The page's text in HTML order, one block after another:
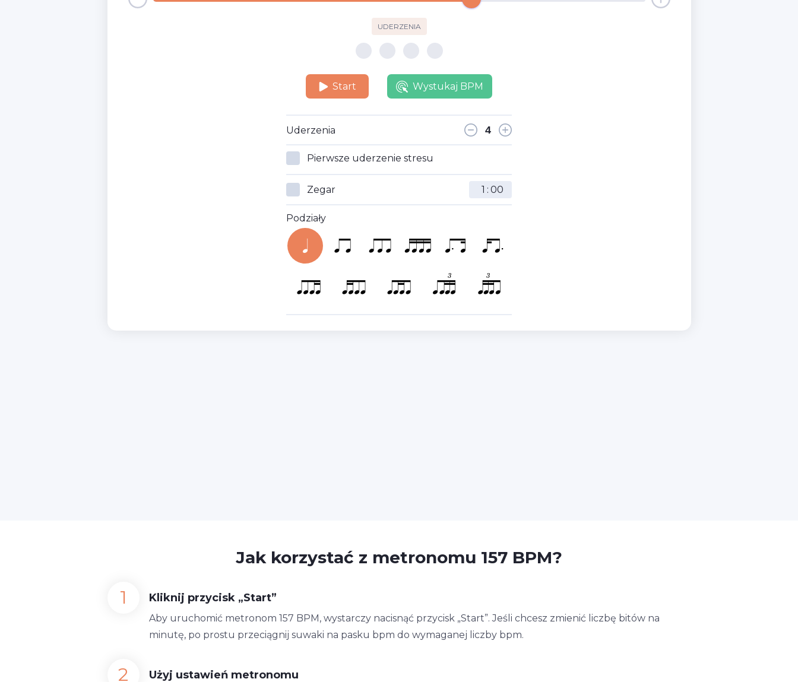
UDERZENIA
Start Wystukaj BPM
Uderzenia
Pierwsze uderzenie stresu
Zegar :
Podziały
Jak korzystać z metronomu 157 BPM?
Kliknij przycisk „Start”
Aby uruchomić metronom 157 BPM, wystarczy nacisnąć przycisk „Start”. Jeśli chcesz zmienić liczbę bitów na
minutę, po prostu przeciągnij suwaki na pasku bpm do wymaganej liczby bpm.
Użyj ustawień metronomu